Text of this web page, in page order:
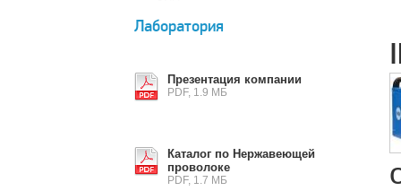
Лаборатория
Презентация компании
PDF, 1.9 МБ
Каталог по Нержавеющей
проволоке
PDF, 1.7 МБ